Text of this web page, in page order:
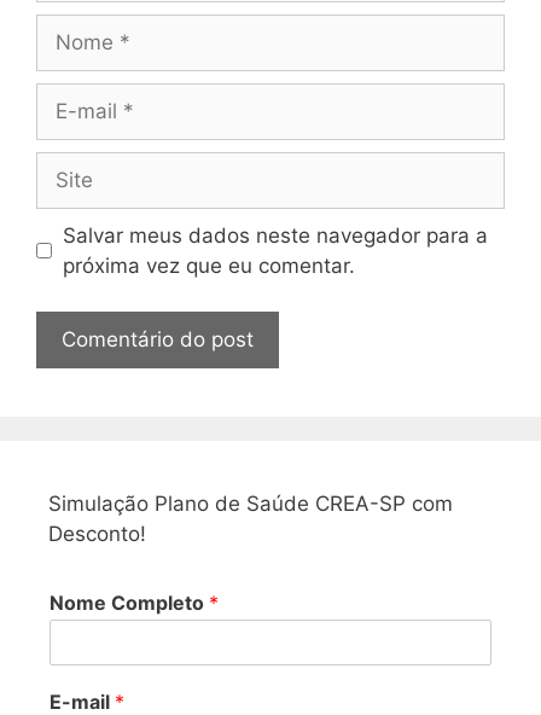
Salvar meus dados neste navegador para a
próxima vez que eu comentar.
Simulação Plano de Saúde CREA-SP com
Desconto!
Nome Completo *
E-mail *